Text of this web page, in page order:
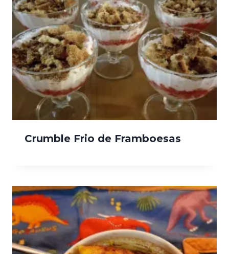
Crumble Frio de Framboesas